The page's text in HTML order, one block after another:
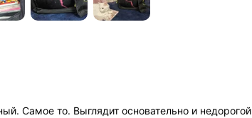
Самое то. Выглядит основательно и недорогой